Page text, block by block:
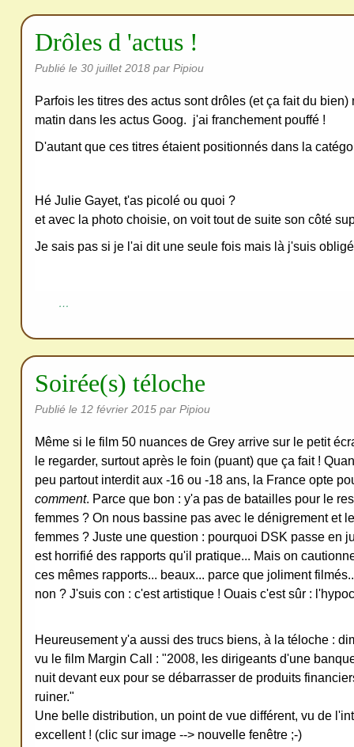
Drôles d 'actus !
Publié le 30 juillet 2018 par Pipiou
Parfois les titres des actus sont drôles (et ça fait du bien)
matin dans les actus Goog. j'ai franchement pouffé !
D'autant que ces titres étaient positionnés dans la
Hé Julie Gayet, t'as picolé ou quoi ?
et avec la photo choisie, on voit tout de suite son côté
Je sais pas si je l'ai dit une seule fois mais là j'suis
…
Soirée(s) téloche
Publié le 12 février 2015 par Pipiou
Même si le film 50 nuances de Grey arrive sur le petit
le regarder, surtout après le foin (puant) que ça fait !
peu partout interdit aux -16 ou -18 ans, la France opte
comment. Parce que bon : y'a pas de batailles pour le
femmes ? On nous bassine pas avec le dénigrement et
femmes ? Juste une question : pourquoi DSK passe en
est horrifié des rapports qu'il pratique... Mais on
ces mêmes rapports... beaux... parce que joliment
non ? J'suis con : c'est artistique ! Ouais c'est sûr :
Heureusement y'a aussi des trucs biens, à la téloche :
vu le film Margin Call : "2008, les dirigeants d'une
nuit devant eux pour se débarrasser de produits
ruiner."
Une belle distribution, un point de vue différent, vu de
excellent ! (clic sur image --> nouvelle fenêtre ;-)